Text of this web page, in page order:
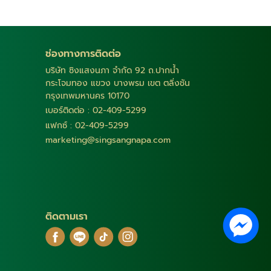
ช่องทางการติดต่อ
บริษัท ซิงแสงนภา จำกัด 92 ถ.ปากน้ำ
กระโจมทอง แขวง บางพรม เขต ตลิ่งชัน
กรุงเทพมหานคร 10170
เบอร์ติดต่อ : 02-409-5299
แฟกซ์ : 02-409-5299
marketing@singsangnapa.com
ติดตามเรา